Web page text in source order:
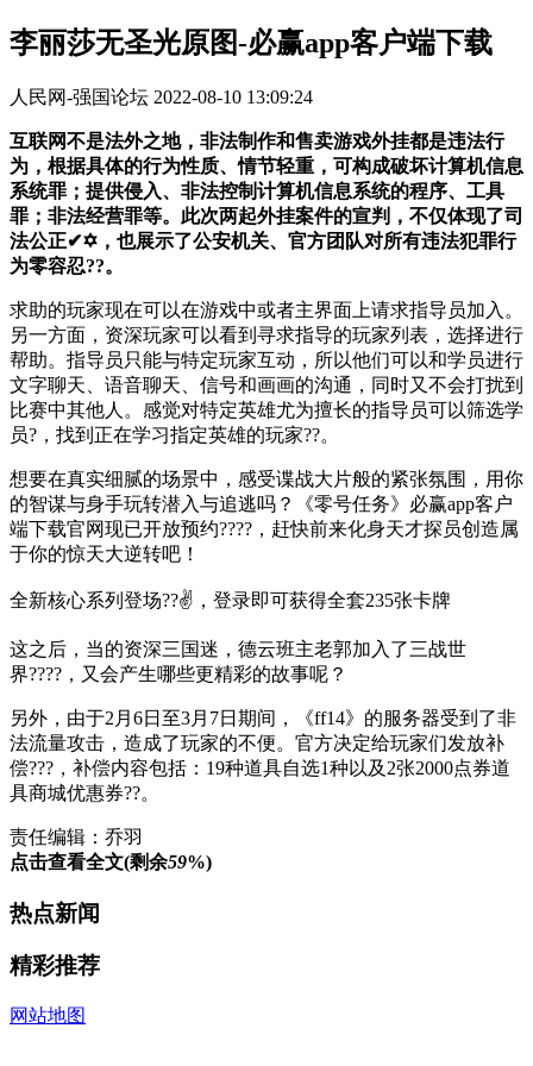
李丽莎无圣光原图-必赢app客户端下载
人民网-强国论坛 2022-08-10 13:09:24
互联网不是法外之地，非法制作和售卖游戏外挂都是违法行
为，根据具体的行为性质、情节轻重，可构成破坏计算机信息
系统罪；提供侵入、非法控制计算机信息系统的程序、工具
罪；非法经营罪等。此次两起外挂案件的宣判，不仅体现了司
法公正✔✡，也展示了公安机关、官方团队对所有违法犯罪行
为零容忍??。
求助的玩家现在可以在游戏中或者主界面上请求指导员加入。
另一方面，资深玩家可以看到寻求指导的玩家列表，选择进行
帮助。指导员只能与特定玩家互动，所以他们可以和学员进行
文字聊天、语音聊天、信号和画画的沟通，同时又不会打扰到
比赛中其他人。感觉对特定英雄尤为擅长的指导员可以筛选学
员?，找到正在学习指定英雄的玩家??。
想要在真实细腻的场景中，感受谍战大片般的紧张氛围，用你
的智谋与身手玩转潜入与追逃吗？《零号任务》必赢app客户
端下载官网现已开放预约????，赶快前来化身天才探员创造属
于你的惊天大逆转吧！
全新核心系列登场??✌，登录即可获得全套235张卡牌
这之后，当的资深三国迷，德云班主老郭加入了三战世
界????，又会产生哪些更精彩的故事呢？
另外，由于2月6日至3月7日期间，《ff14》的服务器受到了非
法流量攻击，造成了玩家的不便。官方决定给玩家们发放补
偿???，补偿内容包括：19种道具自选1种以及2张2000点券道
具商城优惠券??。
责任编辑：乔羽
点击查看全文(剩余59%)
热点新闻
精彩推荐
网站地图